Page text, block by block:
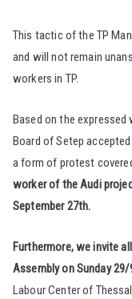
This tactic of the TP
and will not remain
workers in TP.
Based on the
Board of Setep
a form of protest
worker of the Audi
September 27th.
Furthermore, we invite
Assembly on Sunday
Labour Center of